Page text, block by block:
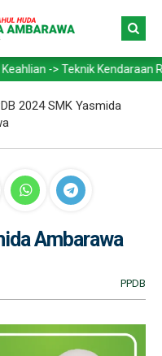
Teknik Kendaraan
2024 SMK Yasmida
Ambarawa
PPDB